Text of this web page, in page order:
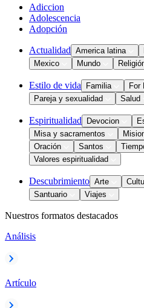
Adiccion
Adolescencia
Adopción
Actualidad America latina
Mexico
Mundo
Estilo de vida Familia
For
Pareja y sexualidad
Salud
Espiritualidad Devocion
Misa y sacramentos
Oración
Santos
Valores espiritualidad
Descubrimiento Arte
Santuario
Viajes
Nuestros formatos destacados
Análisis
Artículo